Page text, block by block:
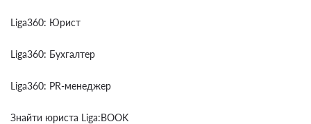
Liga360: Юрист
Liga360: Бухгалтер
Liga360: PR-менеджер
Знайти юриста Liga:BOOK